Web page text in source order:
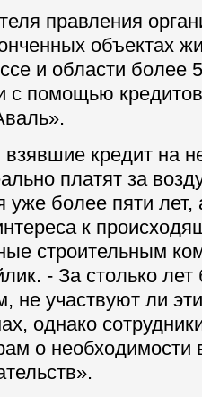
правления
объектах
и области более
с помощью
взявшие кредит на
платят за
уже более пяти лет,
к
строительным
- За столько лет
не участвуют ли
однако
о необходимости